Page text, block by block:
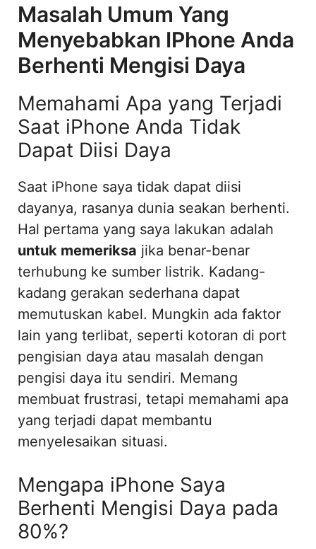
Masalah Umum Yang
Menyebabkan IPhone Anda
Berhenti Mengisi Daya
Memahami Apa yang Terjadi
Saat iPhone Anda Tidak
Dapat Diisi Daya
Saat iPhone saya tidak dapat diisi
dayanya, rasanya dunia seakan berhenti.
Hal pertama yang saya lakukan adalah
untuk memeriksa jika benar-benar
terhubung ke sumber listrik. Kadang-
kadang gerakan sederhana dapat
memutuskan kabel. Mungkin ada faktor
lain yang terlibat, seperti kotoran di port
pengisian daya atau masalah dengan
pengisi daya itu sendiri. Memang
membuat frustrasi, tetapi memahami apa
yang terjadi dapat membantu
menyelesaikan situasi.
Mengapa iPhone Saya
Berhenti Mengisi Daya pada
80%?